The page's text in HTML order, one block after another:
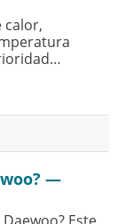
calor,
—